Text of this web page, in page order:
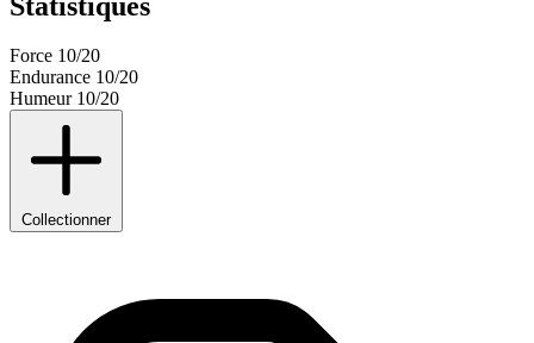
Force 10/20
Endurance 10/20
Humeur 10/20
Collectionner